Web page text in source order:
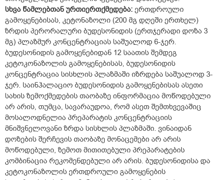
სხვა წამლებთან ურთიერთქმედება: ერთდროული
გამოყენებისას, კეტონაზოლი (200 მგ დღეში ერთხელ)
ზრდის პერორალური ბუდესონიდის (ერთჯერადი დოზა 3
მგ) პლაზმურ კონცენტრაციას საშუალოდ 6-ჯერ.
ბუდესონიდის გამოყენებიდან 12 საათის შემდეგ
კეტოკონაზოლის გამოყენებისას, ბუდესონიდის
კონცენტრაცია სისხლის პლაზმაში იზრდება საშუალოდ 3-
ჯერ. საინჰალაციო ბუდესონიდის გამოყენებისას ასეთი
სახის ზემოქმედების თაობაზე ინფორმაცია მოწოდებული
არ არის, თუმცა, სავარაუდოა, რომ ასეთ შემთხვევაშიც
მოსალოდნელია პრეპარატის კონცენტრაციის
მნიშვნელოვანი ზრდა სისხლის პლაზმაში. ვინაიდან
დოზების შერჩევის თაობაზე მონაცემები არ არის
მოწოდებული, ზემოთ მითითებული პრეპარატების
კომბინაცია რეკომენდებული არ არის. ბუდესონიდისა და
კეტოკონაზოლის ერთდროული გამოყენების